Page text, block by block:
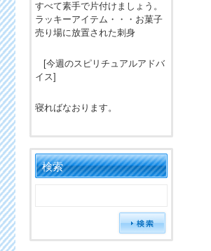
すべて素手で片付けましょう。
ラッキーアイテム・・・お菓子
売り場に放置された刺身
[今週のスピリチュアルアドバ
イス]
寝ればなおります。
検索